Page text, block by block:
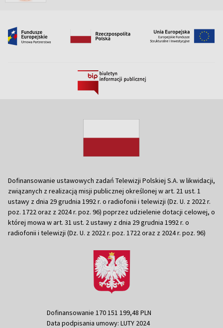
Dofinansowanie ustawowych zadań Telewizji Polskiej S.A. w likwidacji,
związanych z realizacją misji publicznej określonej w art. 21 ust. 1
ustawy z dnia 29 grudnia 1992 r. o radiofonii i telewizji (Dz. U. z 2022 r.
poz. 1722 oraz z 2024 r. poz. 96) poprzez udzielenie dotacji celowej, o
której mowa w art. 31 ust. 2 ustawy z dnia 29 grudnia 1992 r. o
radiofonii i telewizji (Dz. U. z 2022 r. poz. 1722 oraz z 2024 r. poz. 96)
Dofinansowanie 170 151 199,48 PLN
Data podpisania umowy: LUTY 2024